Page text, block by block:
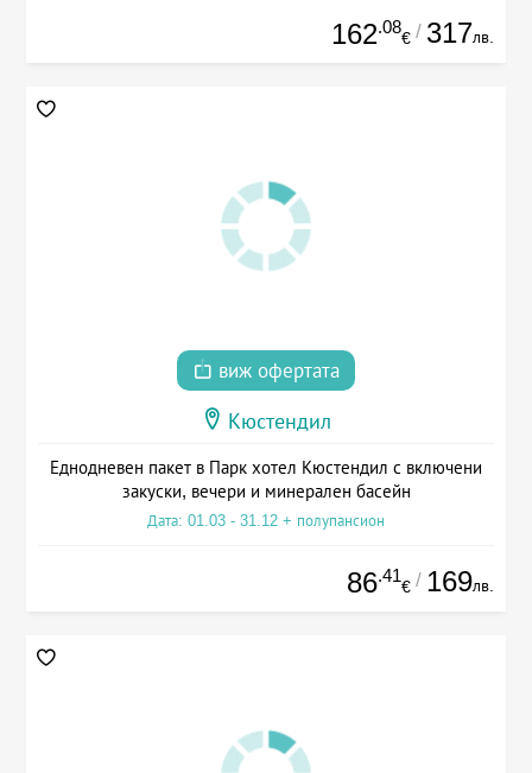
162.08
€ / 317лв.
виж офертата
Кюстендил
Еднодневен пакет в Парк хотел Кюстендил с включени
закуски, вечери и минерален басейн
Дата: 01.03 - 31.12 + полупансион
86.41
€ / 169лв.